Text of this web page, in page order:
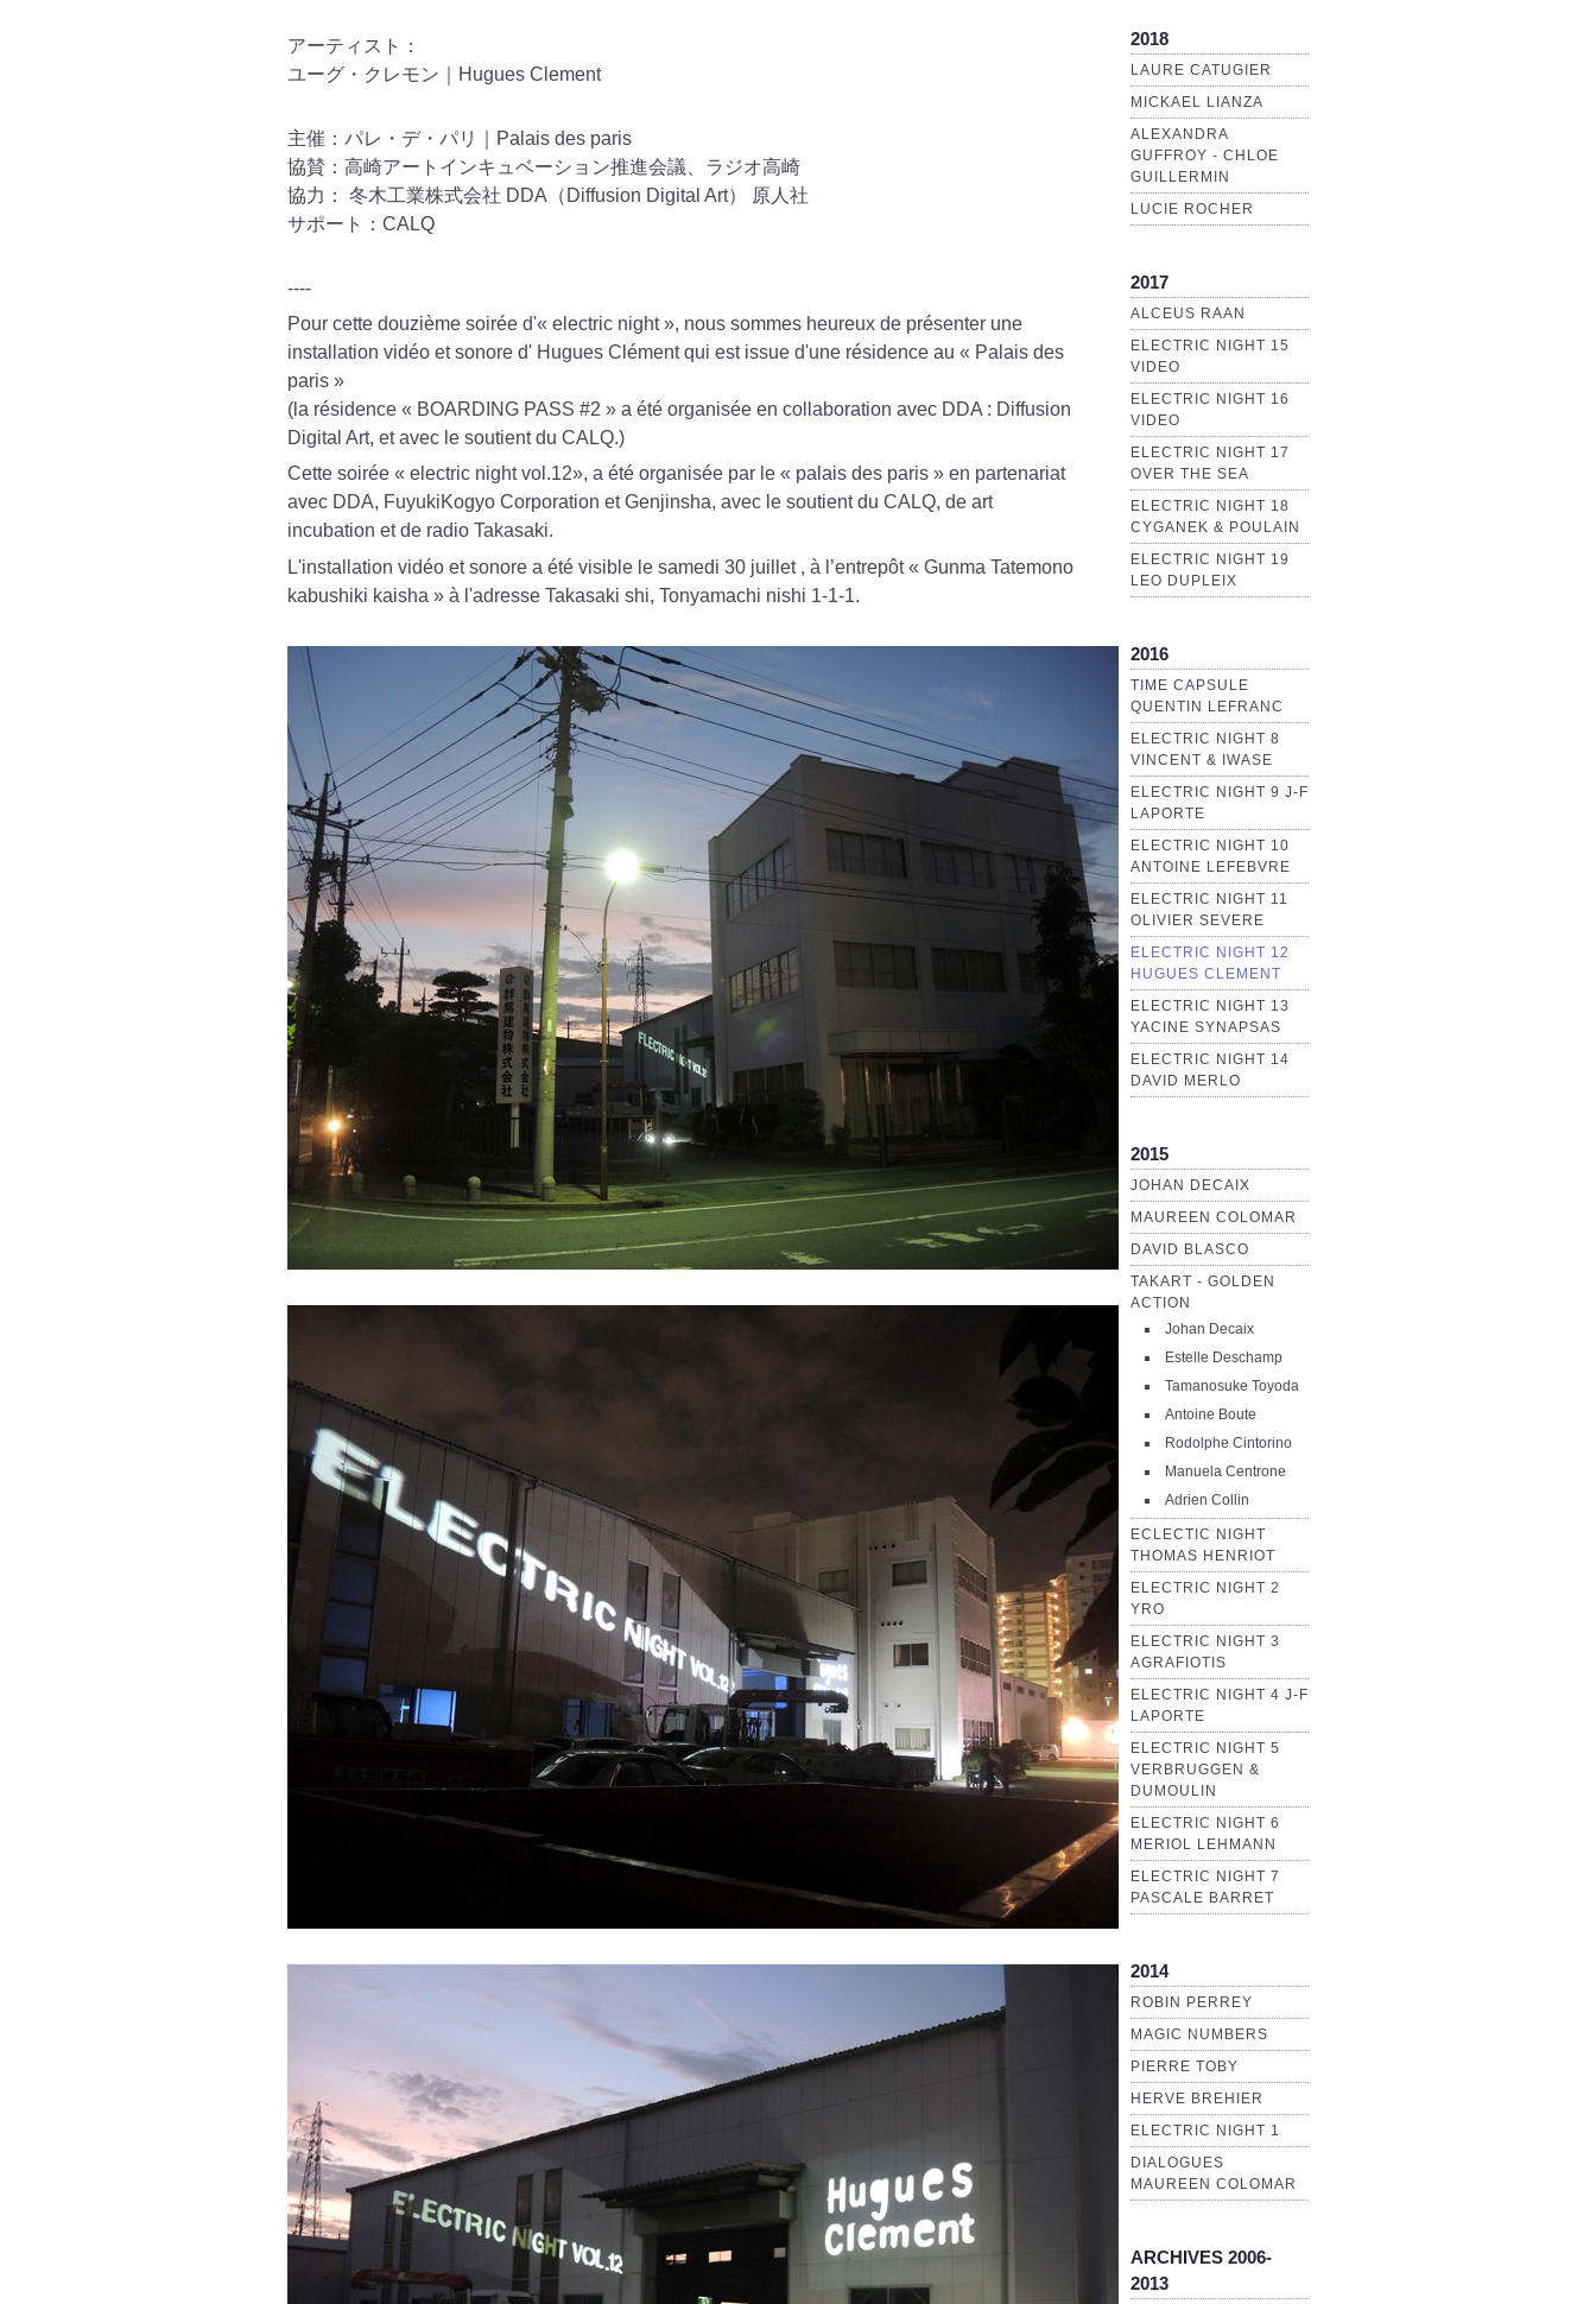
アーティスト：
ユーグ・クレモン｜Hugues Clement
主催：パレ・デ・パリ｜Palais des paris
協賛：高崎アートインキュベーション推進会議、ラジオ高崎
協力： 冬木工業株式会社 DDA（Diffusion Digital Art） 原人社
サポート：CALQ
----
Pour cette douzième soirée d'« electric night », nous sommes heureux de présenter une
installation vidéo et sonore d' Hugues Clément qui est issue d'une résidence au « Palais des
paris »
(la résidence « BOARDING PASS #2 » a été organisée en collaboration avec DDA : Diffusion
Digital Art, et avec le soutient du CALQ.)
Cette soirée « electric night vol.12», a été organisée par le « palais des paris » en partenariat
avec DDA, FuyukiKogyo Corporation et Genjinsha, avec le soutient du CALQ, de art
incubation et de radio Takasaki.
L'installation vidéo et sonore a été visible le samedi 30 juillet , à l’entrepôt « Gunma Tatemono
kabushiki kaisha » à l'adresse Takasaki shi, Tonyamachi nishi 1-1-1.
2018
LAURE CATUGIER
MICKAEL LIANZA
ALEXANDRA
GUFFROY - CHLOE
GUILLERMIN
LUCIE ROCHER
2017
ALCEUS RAAN
ELECTRIC NIGHT 15
VIDEO
ELECTRIC NIGHT 16
VIDEO
ELECTRIC NIGHT 17
OVER THE SEA
ELECTRIC NIGHT 18
CYGANEK & POULAIN
ELECTRIC NIGHT 19
LEO DUPLEIX
2016
TIME CAPSULE
QUENTIN LEFRANC
ELECTRIC NIGHT 8
VINCENT & IWASE
ELECTRIC NIGHT 9 J-F
LAPORTE
ELECTRIC NIGHT 10
ANTOINE LEFEBVRE
ELECTRIC NIGHT 11
OLIVIER SEVERE
ELECTRIC NIGHT 12
HUGUES CLEMENT
ELECTRIC NIGHT 13
YACINE SYNAPSAS
ELECTRIC NIGHT 14
DAVID MERLO
2015
JOHAN DECAIX
MAUREEN COLOMAR
DAVID BLASCO
TAKART - GOLDEN
ACTION
Johan Decaix
Estelle Deschamp
Tamanosuke Toyoda
Antoine Boute
Rodolphe Cintorino
Manuela Centrone
Adrien Collin
ECLECTIC NIGHT
THOMAS HENRIOT
ELECTRIC NIGHT 2
YRO
ELECTRIC NIGHT 3
AGRAFIOTIS
ELECTRIC NIGHT 4 J-F
LAPORTE
ELECTRIC NIGHT 5
VERBRUGGEN &
DUMOULIN
ELECTRIC NIGHT 6
MERIOL LEHMANN
ELECTRIC NIGHT 7
PASCALE BARRET
2014
ROBIN PERREY
MAGIC NUMBERS
PIERRE TOBY
HERVE BREHIER
ELECTRIC NIGHT 1
DIALOGUES
MAUREEN COLOMAR
ARCHIVES 2006-
2013